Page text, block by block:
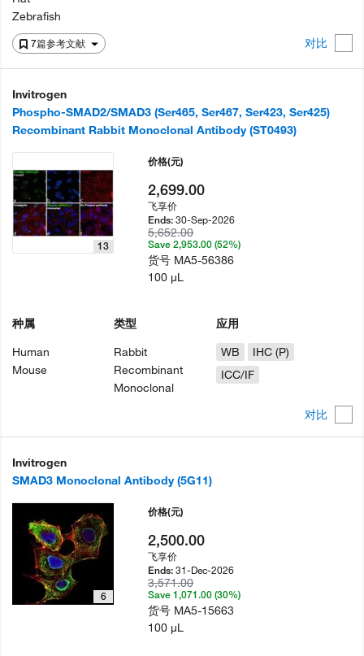
7篇参考文献 对比
Zebrafish
Invitrogen
Phospho-SMAD2/SMAD3 (Ser465, Ser467, Ser423, Ser425)
Recombinant Rabbit Monoclonal Antibody (ST0493)
对比
13
种属
Human
Mouse
类型
Rabbit
Recombinant
Monoclonal
应用
WB
IHC (P)
ICC/IF
价格(元)
2,699.00
飞享价
Ends:30-Sep-2026
5,652.00
Save 2,953.00 (52%)
货号 MA5-56386
100 µL
Invitrogen
SMAD3 Monoclonal Antibody (5G11)
6
价格(元)
2,500.00
飞享价
Ends:31-Dec-2026
3,571.00
Save 1,071.00 (30%)
货号 MA5-15663
100 µL